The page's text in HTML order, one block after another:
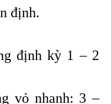
định.
định kỳ 1 – 2
vỏ nhanh: 3 –